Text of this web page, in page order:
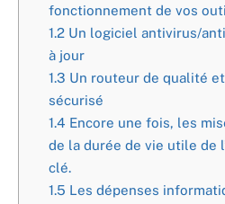
fonctionnement de vos
1.2Un logiciel antivirus/
à jour
1.3 Un routeur de qualité
sécurisé
1.4 Encore une fois, les
de la durée de vie utile de
clé.
1.5 Les dépenses